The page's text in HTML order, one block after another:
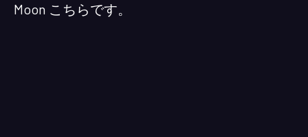
Moon こちらです。